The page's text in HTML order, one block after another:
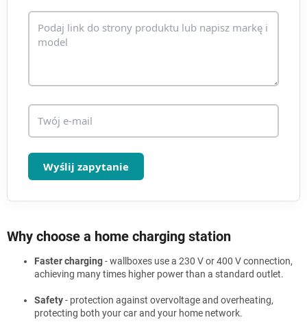
s
t
y
Wyślij zapytanie
Why choose a home charging station
Faster charging- wallboxes use a 230 V or 400 V connection,
achieving many times higher power than a standard outlet.
Safety- protection against overvoltage and overheating,
protecting both your car and your home network.